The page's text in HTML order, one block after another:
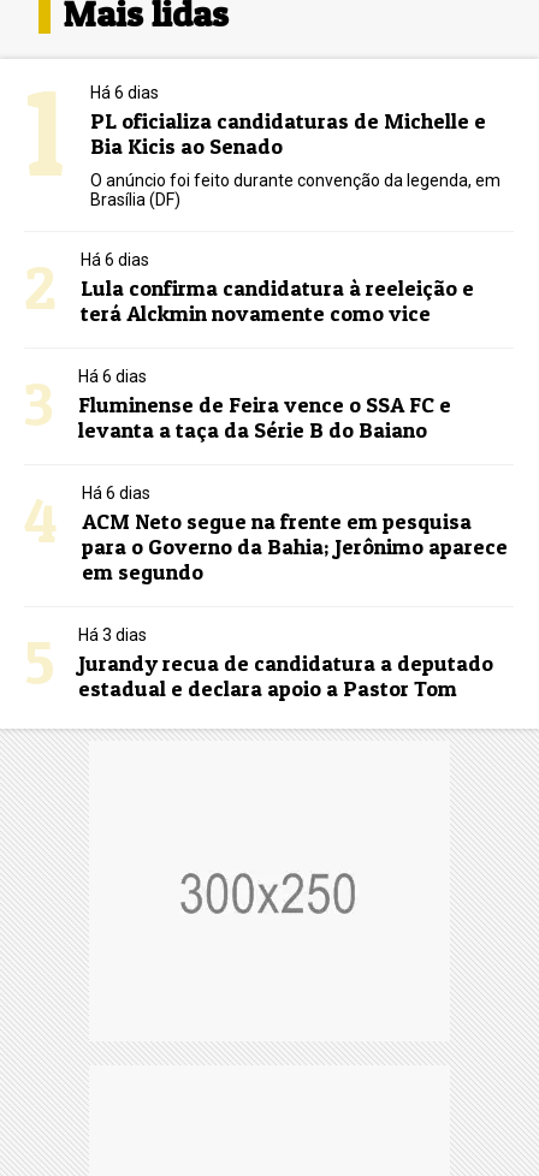
Mais lidas
1 Há 6 dias
PL oficializa candidaturas de Michelle e
Bia Kicis ao Senado
O anúncio foi feito durante convenção da legenda, em
Brasília (DF)
2 Há 6 dias
Lula confirma candidatura à reeleição e
terá Alckmin novamente como vice
3 Há 6 dias
Fluminense de Feira vence o SSA FC e
levanta a taça da Série B do Baiano
4 Há 6 dias
ACM Neto segue na frente em pesquisa
para o Governo da Bahia; Jerônimo aparece
em segundo
5 Há 3 dias
Jurandy recua de candidatura a deputado
estadual e declara apoio a Pastor Tom